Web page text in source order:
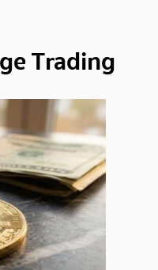
Trading